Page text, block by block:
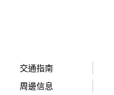
交通指南
周邊信息